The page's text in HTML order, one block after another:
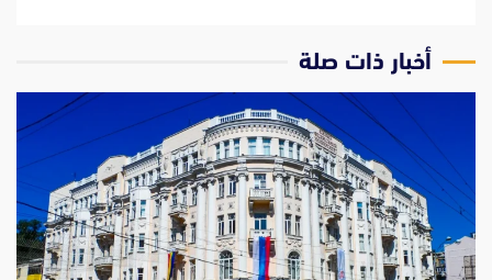
‫أخبار ذات صلة